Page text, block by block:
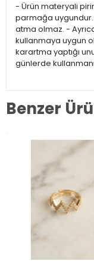
- Ürün materyali
parmağa
atma olmaz. -
kullanmaya uygun
karartma yaptığı
günlerde
Benzer